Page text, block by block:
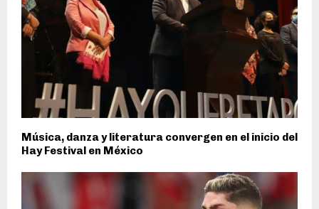
Música, danza y literatura convergen en el inicio del
Hay Festival en México